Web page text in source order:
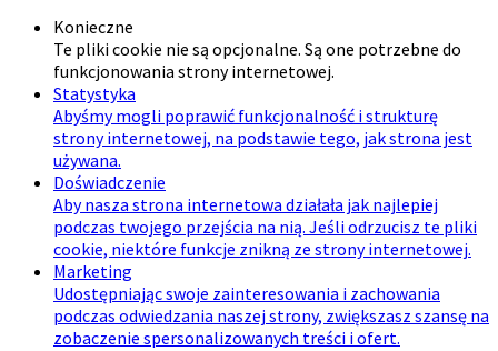
Konieczne
Te pliki cookie nie są opcjonalne. Są one potrzebne do
funkcjonowania strony internetowej.
Statystyka
Abyśmy mogli poprawić funkcjonalność i strukturę
strony internetowej, na podstawie tego, jak strona jest
używana.
Doświadczenie
Aby nasza strona internetowa działała jak najlepiej
podczas twojego przejścia na nią. Jeśli odrzucisz te pliki
cookie, niektóre funkcje znikną ze strony internetowej.
Marketing
Udostępniając swoje zainteresowania i zachowania
podczas odwiedzania naszej strony, zwiększasz szansę na
zobaczenie spersonalizowanych treści i ofert.